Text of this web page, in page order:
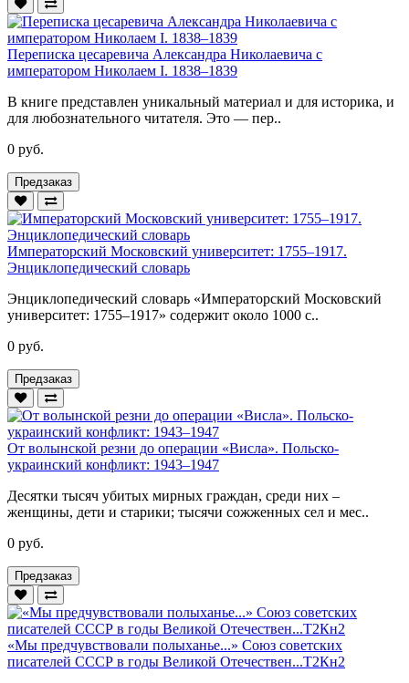
Переписка цесаревича Александра Николаевича с
императором Николаем I. 1838–1839
В книге представлен уникальный материал и для историка, и
для любознательного читателя. Это — пер..
0 руб.
Предзаказ
Императорский Московский университет: 1755–1917.
Энциклопедический словарь
Энциклопедический словарь «Императорский Московский
университет: 1755–1917» содержит около 1000 с..
0 руб.
Предзаказ
От волынской резни до операции «Висла». Польско-
украинский конфликт: 1943–1947
Десятки тысяч убитых мирных граждан, среди них –
женщины, дети и старики; тысячи сожженных сел и мес..
0 руб.
Предзаказ
«Мы предчувствовали полыханье...» Союз советских
писателей СССР в годы Великой Отечествен...Т2Кн2